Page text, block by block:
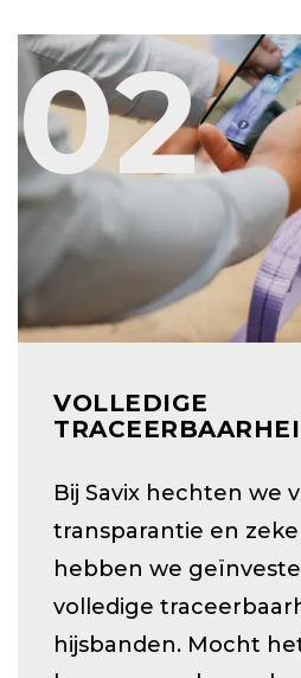
VOLLEDIGE
Bij Savix hechten we
transparantie en
hebben we
volledige
hijsbanden. Mocht
02